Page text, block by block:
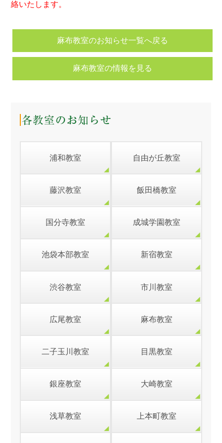
絡いたします。
麻布教室のお知らせ一覧へ戻る
麻布教室の情報を見る
浦和教室 自由が丘教室
藤沢教室 飯田橋教室
国分寺教室 成城学園教室
池袋本部教室 新宿教室
渋谷教室 市川教室
広尾教室 麻布教室
二子玉川教室 目黒教室
銀座教室 大崎教室
浅草教室 上本町教室